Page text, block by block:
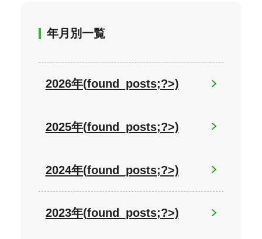
年月別一覧
2026年(found_posts;?>)
2025年(found_posts;?>)
2024年(found_posts;?>)
2023年(found_posts;?>)